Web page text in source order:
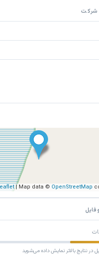
شرکت
| Map data © OpenStreetMap
در نتایج بالاتر نمایش داده می‌شوید